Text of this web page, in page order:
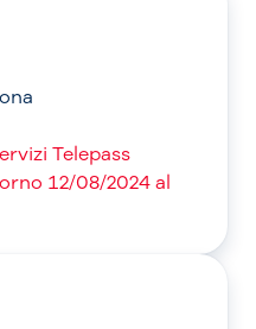
Telepass
12/08/2024 al